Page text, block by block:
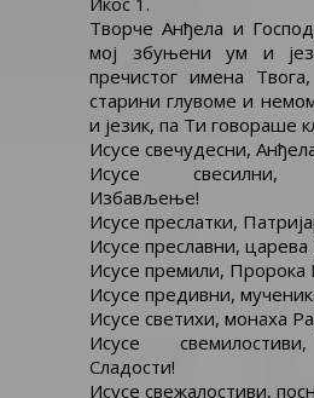
Творче Анђела и
мој збуњени ум и
пречистог имена
старини глувоме и
и језик, па Ти говораше
Исусе свечудесни,
Исусе свесилни,
Избављење!
Исусе преслатки,
Исусе преславни,
Исусе премили,
Исусе предивни,
Исусе светихи, монаха
Исусе
Сладости!
Исусе свежалостиви,